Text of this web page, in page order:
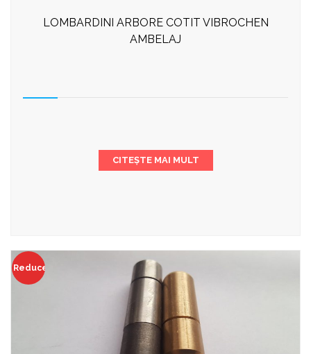
LOMBARDINI ARBORE COTIT VIBROCHEN
AMBELAJ
CITEȘTE MAI MULT
Reduceri!